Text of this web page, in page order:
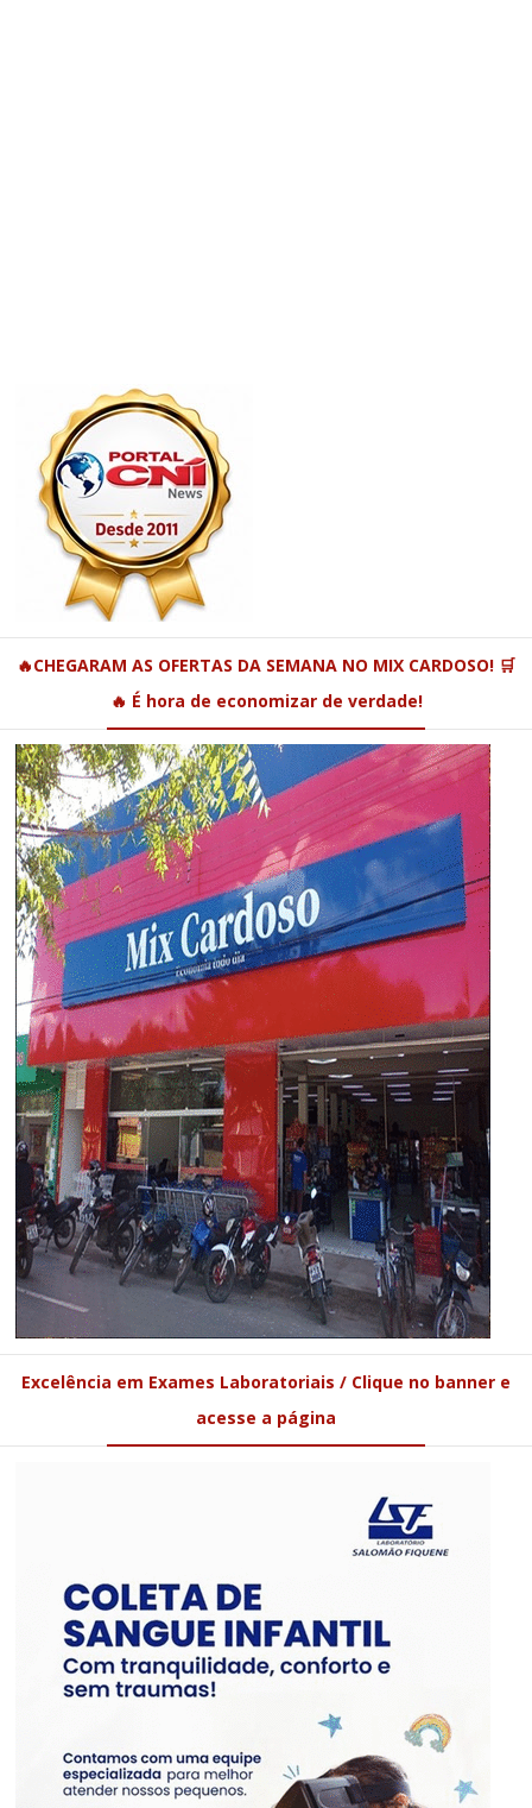
🔥CHEGARAM AS OFERTAS DA SEMANA NO MIX CARDOSO! 🛒
🔥 É hora de economizar de verdade!
Excelência em Exames Laboratoriais / Clique no banner e
acesse a página